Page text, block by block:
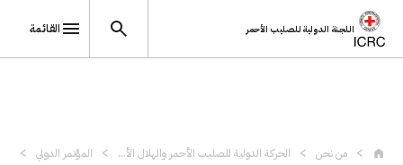
اللجنة الدولية للصليب الأحمر القائمة
من نحن الحركة الدولية للصليب الأحمر والهلال الأ... المؤتمر الدولي